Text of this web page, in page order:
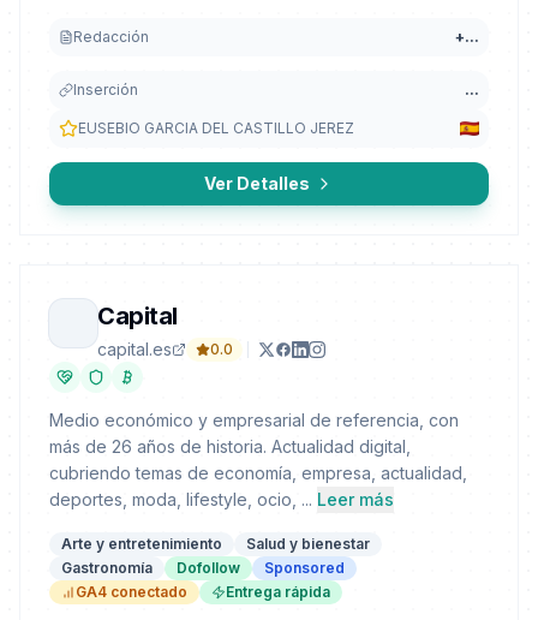
Redacción +...
Inserción ...
EUSEBIO GARCIA DEL CASTILLO JEREZ
Ver Detalles
Capital
capital.es 0.0
Medio económico y empresarial de referencia, con
más de 26 años de historia. Actualidad digital,
cubriendo temas de economía, empresa, actualidad,
deportes, moda, lifestyle, ocio, ... Leer más
Arte y entretenimiento
Salud y bienestar
Gastronomía
Dofollow
Sponsored
GA4 conectado
Entrega rápida